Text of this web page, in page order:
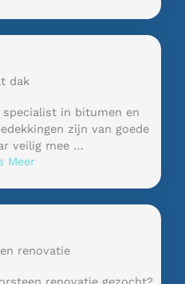
dak
in bitumen en
zijn van goede
veilig mee …
Meer
renovatie